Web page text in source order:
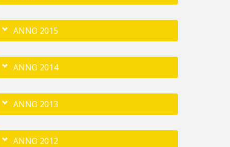
ANNO 2015
ANNO 2014
ANNO 2013
ANNO 2012